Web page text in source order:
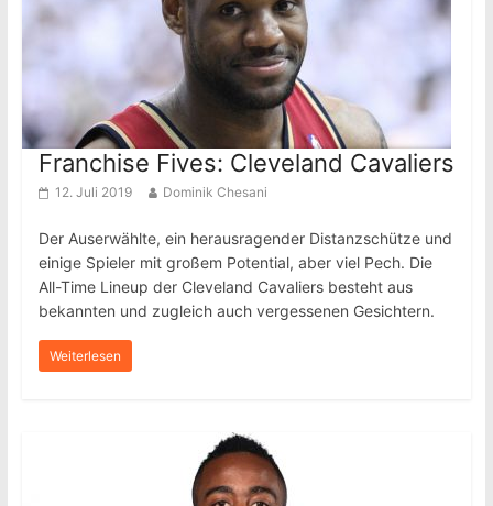
Franchise Fives: Cleveland Cavaliers
12. Juli 2019 Dominik Chesani
Der Auserwählte, ein herausragender Distanzschütze und
einige Spieler mit großem Potential, aber viel Pech. Die
All-Time Lineup der Cleveland Cavaliers besteht aus
bekannten und zugleich auch vergessenen Gesichtern.
Weiterlesen